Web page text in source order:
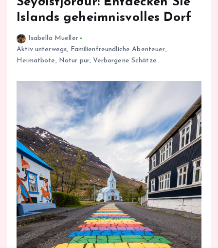
Islands geheimnisvolles Dorf
Isabella Mueller
Aktiv unterwegs, Familienfreundliche Abenteuer,
Heimatbote, Natur pur, Verborgene Schätze